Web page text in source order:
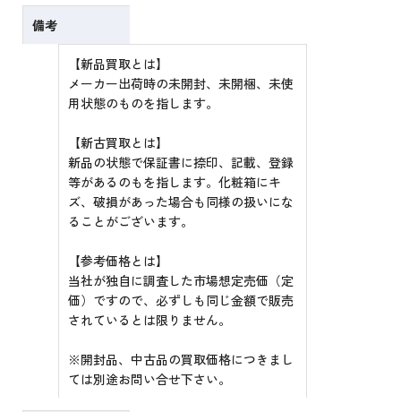
備考
【新品買取とは】
メーカー出荷時の未開封、未開梱、未使
用状態のものを指します。
【新古買取とは】
新品の状態で保証書に捺印、記載、登録
等があるのもを指します。化粧箱にキ
ズ、破損があった場合も同様の扱いにな
ることがございます。
【参考価格とは】
当社が独自に調査した市場想定売価（定
価）ですので、必ずしも同じ金額で販売
されているとは限りません。
※開封品、中古品の買取価格につきまし
ては別途お問い合せ下さい。